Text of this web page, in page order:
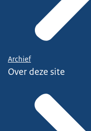
Archief
Over deze site